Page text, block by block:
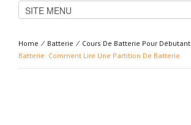
Home ⁄ Batterie ⁄ Cours De Batterie Pour Débutant
Batterie: Comment Lire Une Partition De Batterie